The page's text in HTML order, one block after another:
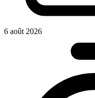
6 août 2026